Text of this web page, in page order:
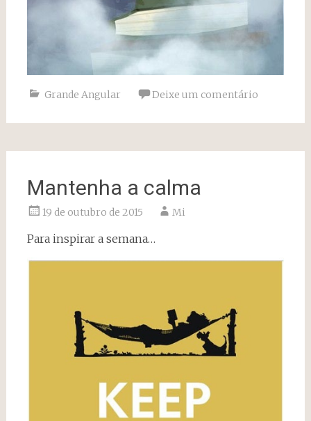
Grande Angular Deixe um comentário
Mantenha a calma
19 de outubro de 2015 Mi
Para inspirar a semana…